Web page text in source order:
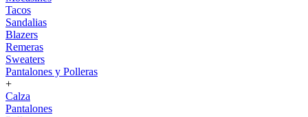
Tacos
Sandalias
Blazers
Remeras
Sweaters
Pantalones y Polleras
+
Calza
Pantalones